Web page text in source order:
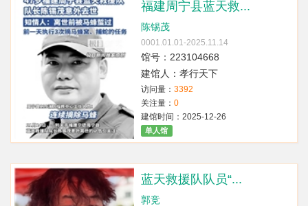
福建周宁县蓝天救...
陈锡茂
0001.01.01-2025.11.14
馆号：223104668
建馆人：孝行天下
访问量： 3392
关注量： 0
建馆时间：2025-12-26
单人馆
蓝天救援队队员“...
郭竞